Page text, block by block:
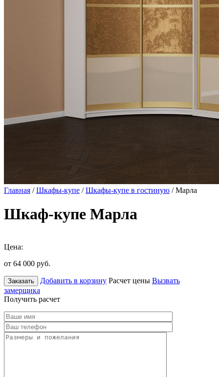
Главная /Шкафы-купе /Шкафы-купе в гостиную / Марла
Шкаф-купе Марла
Цена:
от 64 000 руб.
Заказать Добавить в корзину Расчет цены Вызвать
замерщика
Получить расчет